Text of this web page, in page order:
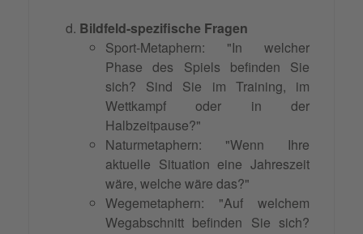
Bildfeld-spezifische Fragen
Sport-Metaphern: "In welcher
Phase des Spiels befinden Sie
sich? Sind Sie im Training, im
Wettkampf oder in der
Halbzeitpause?"
Naturmetaphern: "Wenn Ihre
aktuelle Situation eine Jahreszeit
wäre, welche wäre das?"
Wegemetaphern: "Auf welchem
Wegabschnitt befinden Sie sich?